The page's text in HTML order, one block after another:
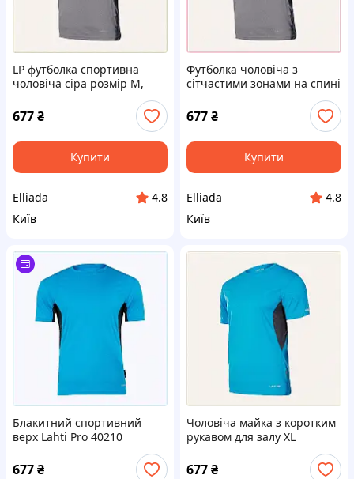
LP футболка спортивна
чоловіча сіра розмір M,
677₴
Купити
Elliada
4.8
Київ
Футболка чоловіча з
сітчастими зонами на спині
677₴
Купити
Elliada
4.8
Київ
Блакитний спортивний
верх Lahti Pro 40210
677₴
Чоловіча майка з коротким
рукавом для залу XL
677₴